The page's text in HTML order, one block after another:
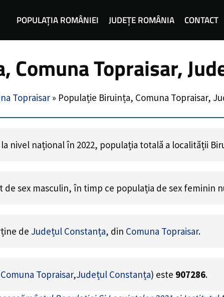
POPULAȚIA ROMÂNIEI JUDEȚE ROMÂNIA CONTACT
Comuna Topraisar,
Topraisar » Populație Biruința, Comuna Topraisar,
nivel național în 2022, populația totală a localității
de sex masculin, în timp ce populația de sex feminin
de Județul Constanța, din Comuna Topraisar.
Comuna Topraisar,Județul Constanța) este 907286.